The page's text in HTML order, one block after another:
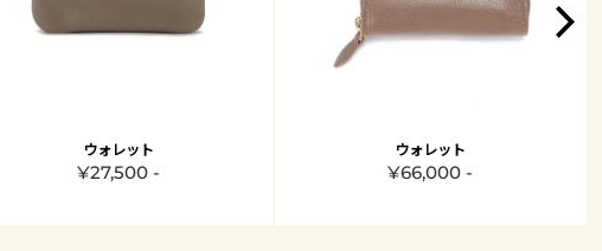
ウォレット
¥27,500 -
ウォレット
¥66,000 -